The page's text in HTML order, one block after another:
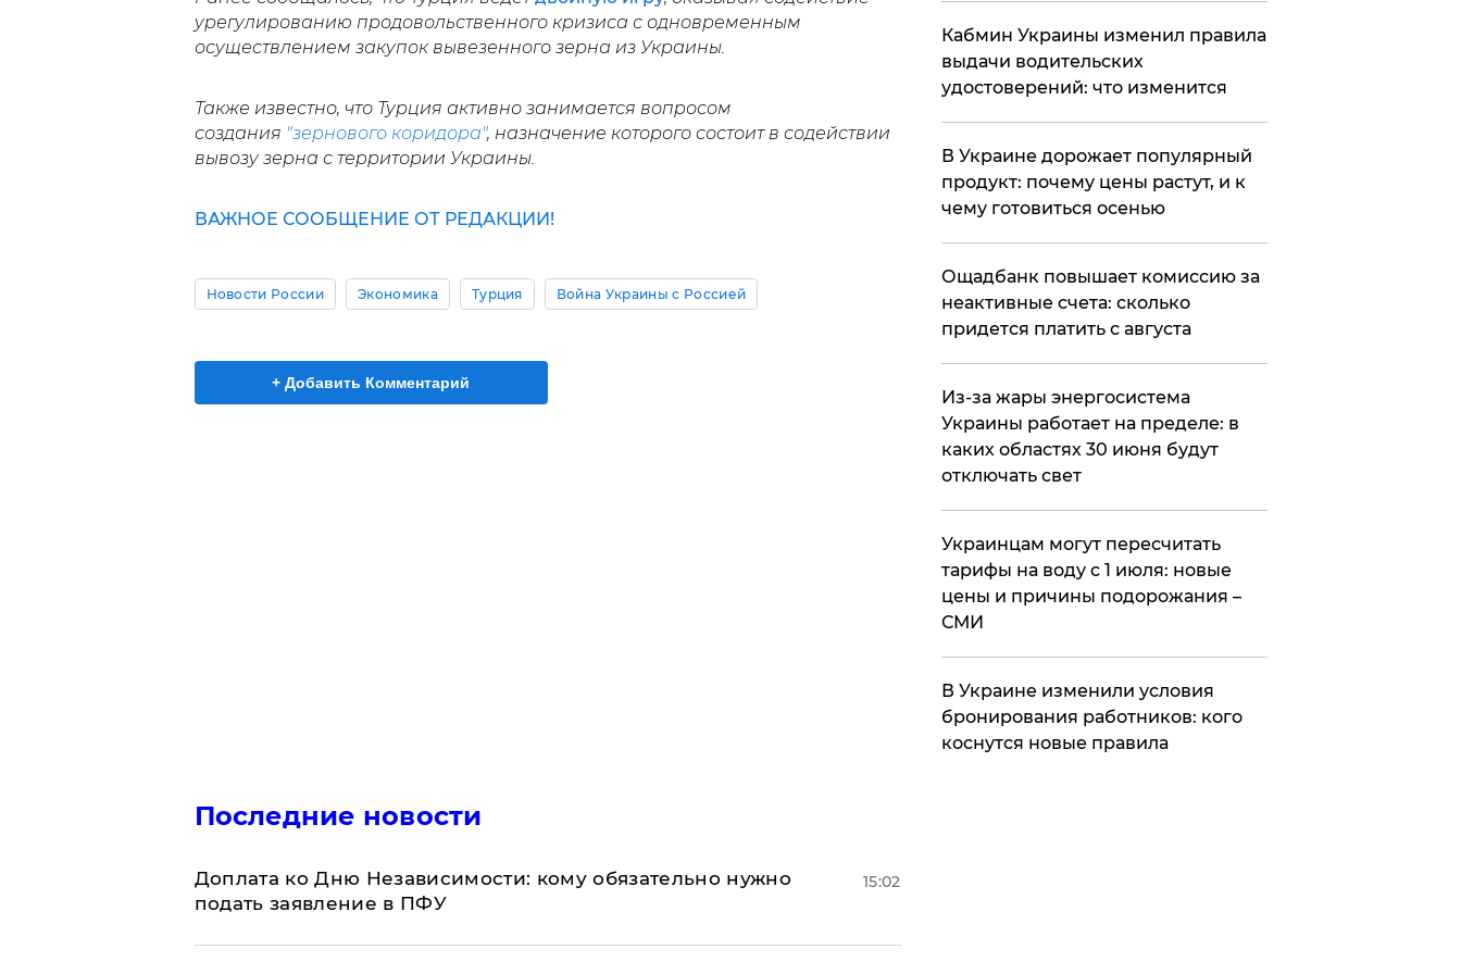
урегулированию продовольственного кризиса с одновременным
осуществлением закупок вывезенного зерна из Украины.
Также известно, что Турция активно занимается вопросом
создания "зернового коридора", назначение которого состоит в содействии
вывозу зерна с территории Украины.
ВАЖНОЕ СООБЩЕНИЕ ОТ РЕДАКЦИИ!
Новости России Экономика Турция Война Украины с Россией
+ Добавить Комментарий
Последние новости
Доплата ко Дню Независимости: кому обязательно нужно
подать заявление в ПФУ
15:02
Кабмин Украины изменил правила
выдачи водительских
удостоверений: что изменится
В Украине дорожает популярный
продукт: почему цены растут, и к
чему готовиться осенью
​Ощадбанк повышает комиссию за
неактивные счета: сколько
придется платить с августа
Из-за жары энергосистема
Украины работает на пределе: в
каких областях 30 июня будут
отключать свет
Украинцам могут пересчитать
тарифы на воду с 1 июля: новые
цены и причины подорожания –
СМИ
В Украине изменили условия
бронирования работников: кого
коснутся новые правила